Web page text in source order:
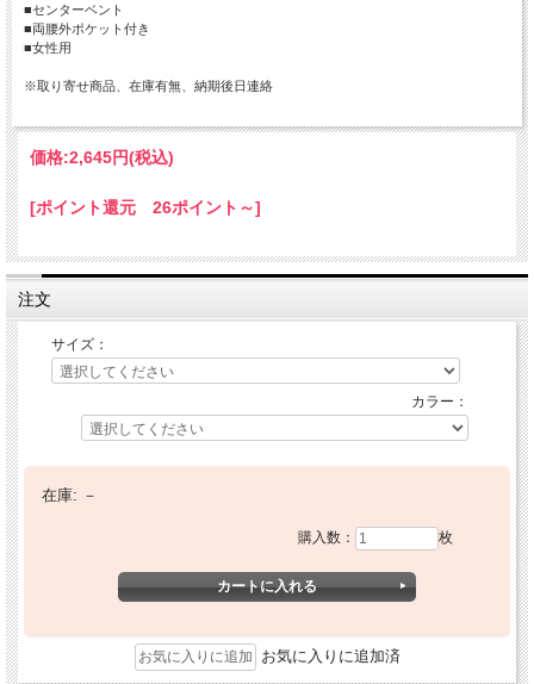
■センターベント
■両腰外ポケット付き
■女性用
※取り寄せ商品、在庫有無、納期後日連絡
価格:2,645円(税込)
[ポイント還元 26ポイント～]
注文
サイズ：
カラー：
在庫: －
購入数： 枚
お気に入りに追加済